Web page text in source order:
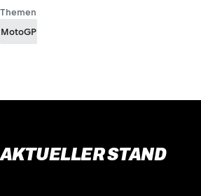
Themen
MotoGP
AKTUELLER STAND